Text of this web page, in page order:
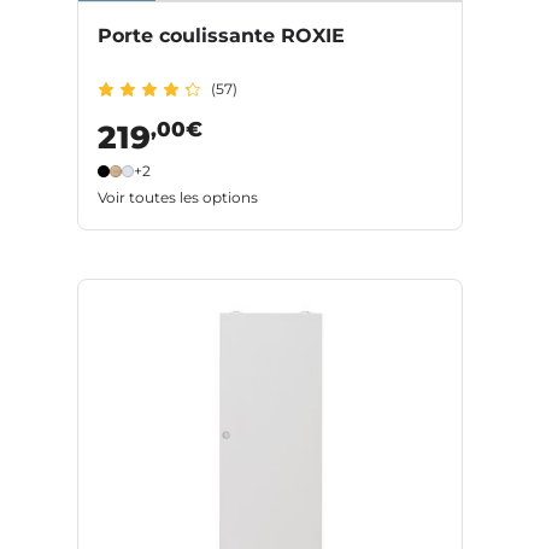
Porte coulissante ROXIE
(57)
219,00€
+2
Voir toutes les options